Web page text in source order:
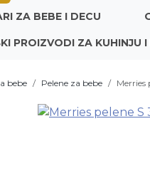
ZA BEBE I DECU
PROIZVODI ZA KUHINJU
bebe Pelene za bebe Merries